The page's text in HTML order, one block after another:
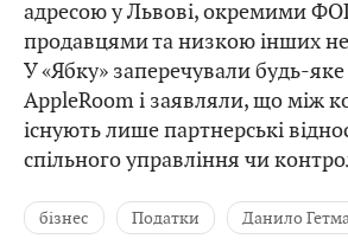
адресою у Львові, окремими
продавцями та низкою інших
У «Ябку» заперечували будь-
AppleRoom і заявляли, що між
існують лише партнерські
спільного управління чи
бізнес Податки Данило